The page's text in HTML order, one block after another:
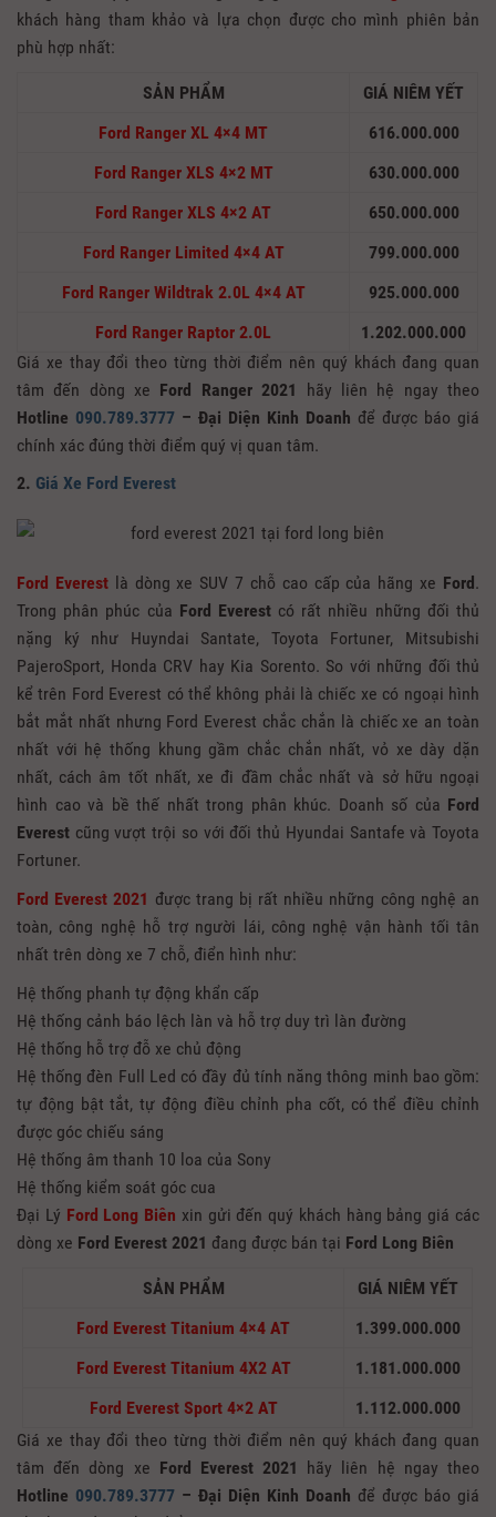
khách hàng tham khảo và lựa chọn được cho mình phiên bản
phù hợp nhất:
SẢN PHẨM
GIÁ NIÊM YẾT
Ford Ranger XL4×4 MT
616.000.000
Ford Ranger XLS 4×2 MT
630.000.000
Ford Ranger XLS 4×2 AT
650.000.000
Ford Ranger Limited 4×4 AT
799.000.000
Ford Ranger Wildtrak 2.0L 4×4 AT
925.000.000
Ford Ranger Raptor 2.0L
1.202.000.000
Giá xe thay đổi theo từng thời điểm nên quý khách đang quan
tâm đến dòng xe Ford Ranger 2021
hãy liên hệ ngay theo
Hotline 090.789.3777 – Đại Diện Kinh Doanh để được báo giá
chính xác đúng thời điểm quý vị quan tâm.
2. Giá Xe Ford Everest
Ford Everestlà dòng xe SUV 7 chỗ cao cấp của hãng xe Ford.
Trong phân phúc của Ford Everestcó rất nhiều những đối thủ
nặng ký như Huyndai Santate, Toyota Fortuner, Mitsubishi
PajeroSport, Honda CRV hay Kia Sorento. So với những đối thủ
kể trên Ford Everest có thể không phải là chiếc xe có ngoại hình
bắt mắt nhất nhưng Ford Everest chắc chắn là chiếc xe an toàn
nhất với hệ thống khung gầm chắc chắn nhất, vỏ xe dày dặn
nhất, cách âm tốt nhất, xe đi đầm chắc nhất và sở hữu ngoại
hình cao và bề thế nhất trong phân khúc. Doanh số của Ford
Everest cũng vượt trội so với đối thủ Hyundai Santafe và Toyota
Fortuner.
Ford Everest 2021 được trang bị rất nhiều những công nghệ an
toàn, công nghệ hỗ trợ người lái, công nghệ vận hành tối tân
nhất trên dòng xe 7 chỗ, điển hình như:
Hệ thống phanh tự động khẩn cấp
Hệ thống cảnh báo lệch làn và hỗ trợ duy trì làn đường
Hệ thống hỗ trợ đỗ xe chủ động
Hệ thống đèn Full Led có đầy đủ tính năng thông minh bao gồm:
tự động bật tắt, tự động điều chỉnh pha cốt, có thể điều chỉnh
được góc chiếu sáng
Hệ thống âm thanh 10 loa của Sony
Hệ thống kiểm soát góc cua
Đại Lý Ford Long Biên xin gửi đến quý khách hàng bảng giá các
dòng xe Ford Everest 2021 đang được bán tại Ford Long Biên
SẢN PHẨM
GIÁ NIÊM YẾT
Ford Everest Titanium 4×4 AT
1.399.000.000
Ford Everest Titanium 4X2 AT
1.181.000.000
Ford Everest Sport4×2 AT
1.112.000.000
Giá xe thay đổi theo từng thời điểm nên quý khách đang quan
tâm đến dòng xe Ford Everest 2021 hãy liên hệ ngay theo
Hotline 090.789.3777 – Đại Diện Kinh Doanh để được báo giá